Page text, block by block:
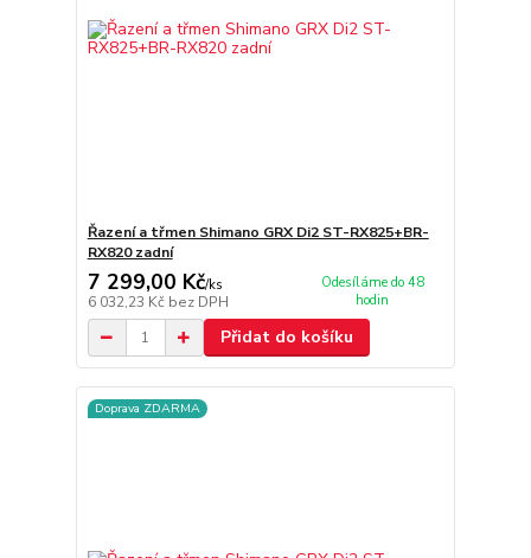
Řazení a třmen Shimano GRX Di2 ST-RX825+BR-
RX820 zadní
7 299,00 Kč/ks
6 032,23 Kč bez DPH
Odesíláme do 48
hodin
Přidat do košíku
Doprava ZDARMA